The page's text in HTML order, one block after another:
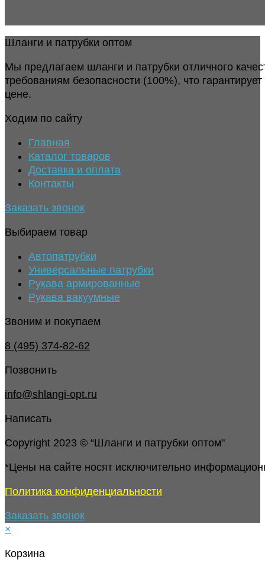
Шланги и патрубки оптом
Мы предлагаем шланги и патрубки отличного
требованиям безопасности (100%), что
цене.
Ходим по сайту
Главная
Каталог товаров
Доставка и оплата
Контакты
Заказать звонок
Выбираем товар
Автопатрубки
Универсальные патрубки
Рукава армированные
Рукава вакуумные
Звоним и покупаем
8 (495) 374-82-62
Позвонить
info@shlangi-opt.ru
Написать
Copyright 2023 © “Шланги и патрубки оптом"
*Цены на сайте носят исключительно
Политика конфиденциальности
Заказать звонок
×
Корзина